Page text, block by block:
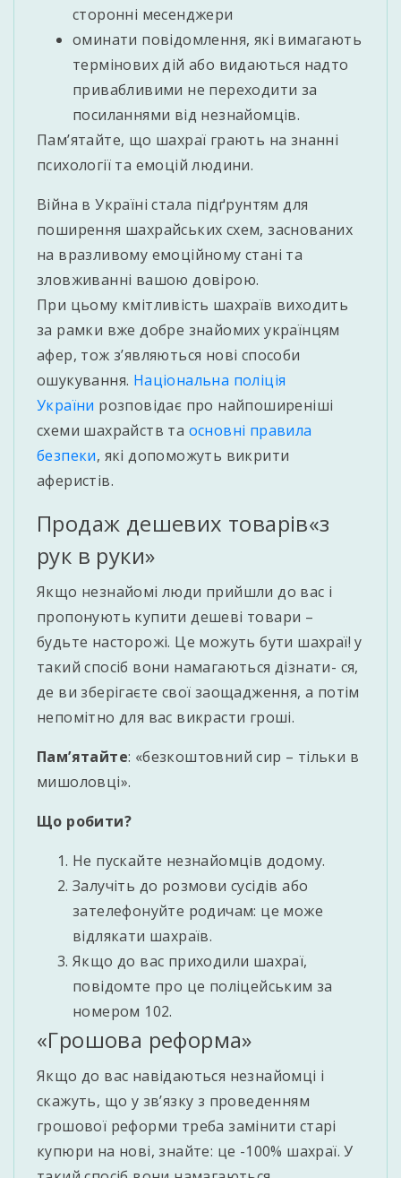
сторонні месенджери
оминати повідомлення, які вимагають
термінових дій або видаються надто
привабливими не переходити за
посиланнями від незнайомців.
Пам’ятайте, що шахраї грають на знанні
психології та емоцій людини.
Війна в Україні стала підґрунтям для
поширення шахрайських схем, заснованих
на вразливому емоційному стані та
зловживанні вашою довірою.
При цьому кмітливість шахраїв виходить
за рамки вже добре знайомих українцям
афер, тож з’являються нові способи
ошукування. Національна поліція
України розповідає про найпоширеніші
схеми шахрайств та основні правила
безпеки, які допоможуть викрити
аферистів.
Продаж дешевих товарів«з
рук в руки»
Якщо незнайомі люди прийшли до вас і
пропонують купити дешеві товари –
будьте насторожі. Це можуть бути шахраї! у
такий спосіб вони намагаються дізнати- ся,
де ви зберігаєте свої заощадження, а потім
непомітно для вас викрасти гроші.
Пам’ятайте: «безкоштовний сир – тільки в
мишоловці».
Що робити?
Не пускайте незнайомців додому.
Залучіть до розмови сусідів або
зателефонуйте родичам: це може
відлякати шахраїв.
Якщо до вас приходили шахраї,
повідомте про це поліцейським за
номером 102.
«Грошова реформа»
Якщо до вас навідаються незнайомці і
скажуть, що у зв’язку з проведенням
грошової реформи треба замінити старі
купюри на нові, знайте: це -100% шахраї. У